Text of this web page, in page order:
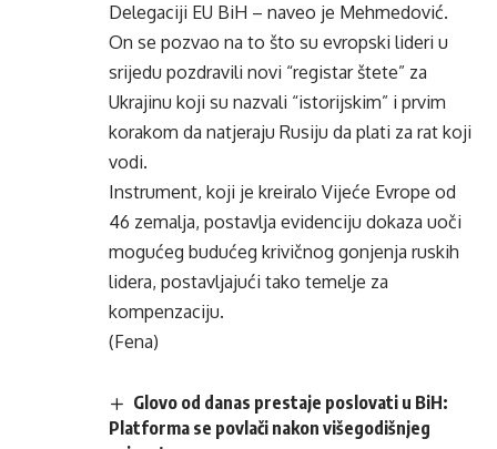
Delegaciji EU BiH – naveo je Mehmedović.
On se pozvao na to što su evropski lideri u
srijedu pozdravili novi “registar štete” za
Ukrajinu koji su nazvali “istorijskim” i prvim
korakom da natjeraju Rusiju da plati za rat koji
vodi.
Instrument, koji je kreiralo Vijeće Evrope od
46 zemalja, postavlja evidenciju dokaza uoči
mogućeg budućeg krivičnog gonjenja ruskih
lidera, postavljajući tako temelje za
kompenzaciju.
(Fena)
Glovo od danas prestaje poslovati u BiH:
Platforma se povlači nakon višegodišnjeg